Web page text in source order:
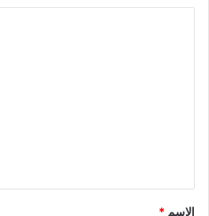
*
الاسم *